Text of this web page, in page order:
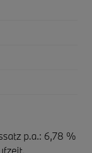
p.a.: 6,78 %